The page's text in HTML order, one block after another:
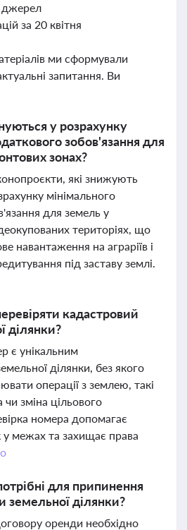
джерел
за 20 квітня
ми сформували
запитання. Ви
у розрахунку
зобов'язання для
зонах?
які знижують
мінімального
для земель у
територіях, що
навантаження на аграріїв і
під заставу землі.
кадастровий
ділянки?
є унікальним
ділянки, без якого
операції з землею, такі
зміна цільового
номера допомагає
межах та захищає права
для припинення
земельної ділянки?
оренди необхідно